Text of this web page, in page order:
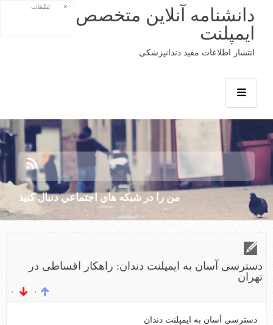
دانشنامه آنلاین متخصص لثه و
ایمپلنت
انتشار اطلاعات مفید دندانپزشکی
من را در شبكه هاي اجتماعي دنبال كنيد
دسترسی آسان به ایمپلنت دندان: راهکار اقساطی در
تهران
۰ ۰
دسترسی آسان به ایمپلنت دندان
تبلیغات ×